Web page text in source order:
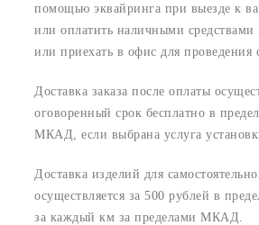
помощью эквайринга при выезде к
или оплатить наличными
или приехать в офис для проведения
Доставка заказа после оплаты
оговоренный срок бесплатно в
МКАД, если выбрана услуга
Доставка изделий для
осуществляется за 500 рублей в
за каждый км за пределами МКАД.